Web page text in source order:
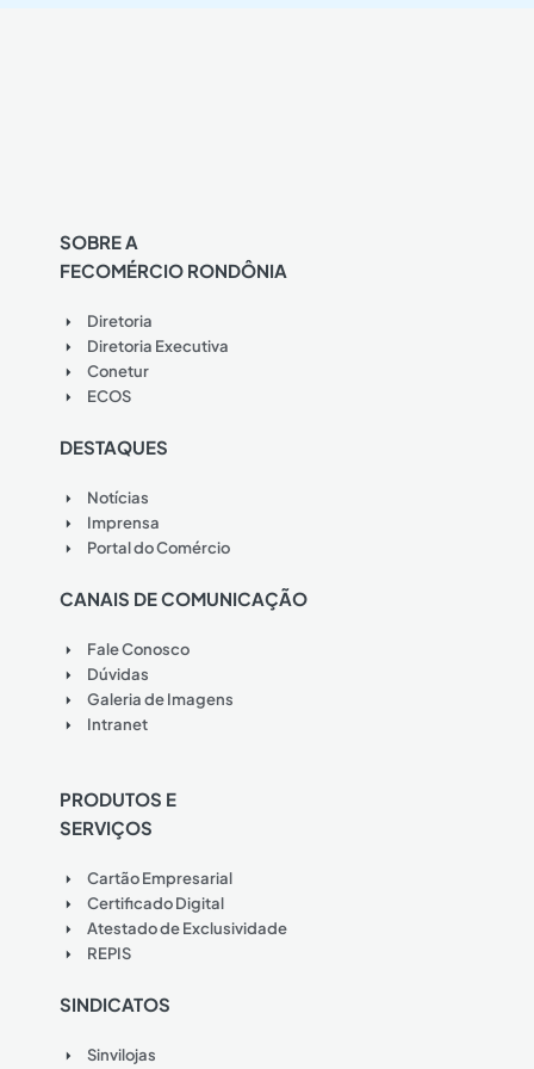
SOBRE A
FECOMÉRCIO RONDÔNIA
Diretoria
Diretoria Executiva
Conetur
ECOS
DESTAQUES
Notícias
Imprensa
Portal do Comércio
CANAIS DE COMUNICAÇÃO
Fale Conosco
Dúvidas
Galeria de Imagens
Intranet
PRODUTOS E
SERVIÇOS
Cartão Empresarial
Certificado Digital
Atestado de Exclusividade
REPIS
SINDICATOS
Sinvilojas